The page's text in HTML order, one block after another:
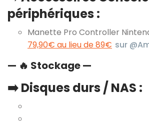
périphériques :
Manette Pro Controller
79,90€ au lieu de 89€ sur
— 🔥 Stockage —
➡️ Disques durs / NAS :